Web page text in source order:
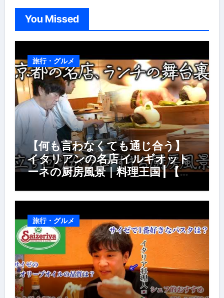
You Missed
旅行・グルメ
【何も言わなくても通じ合う】
イタリアンの名店 イルギオット
ーネの厨房風景｜料理王国 | 【厨
風景】
旅行・グルメ